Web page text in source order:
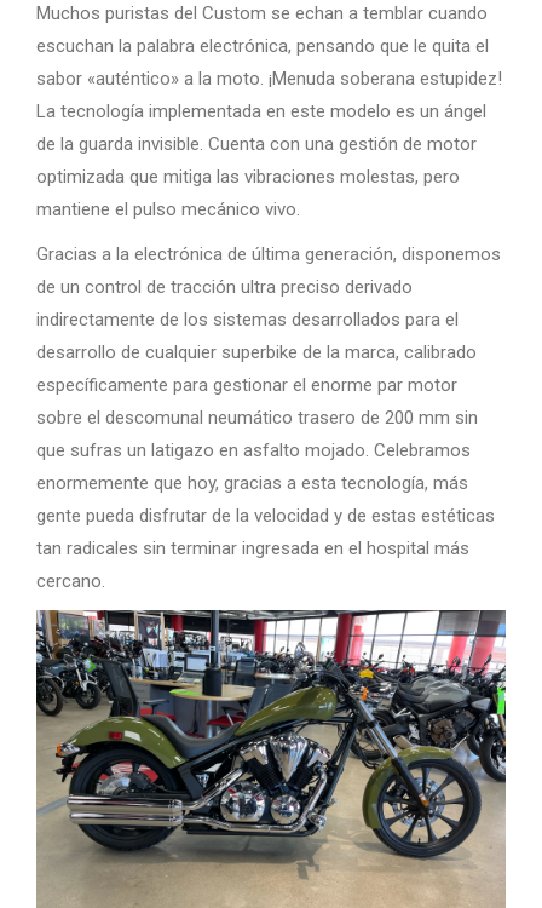
Muchos puristas del Custom se echan a temblar cuando
escuchan la palabra electrónica, pensando que le quita el
sabor «auténtico» a la moto. ¡Menuda soberana estupidez!
La tecnología implementada en este modelo es un ángel
de la guarda invisible. Cuenta con una gestión de motor
optimizada que mitiga las vibraciones molestas, pero
mantiene el pulso mecánico vivo.
Gracias a la electrónica de última generación, disponemos
de un control de tracción ultra preciso derivado
indirectamente de los sistemas desarrollados para el
desarrollo de cualquier superbike de la marca, calibrado
específicamente para gestionar el enorme par motor
sobre el descomunal neumático trasero de 200 mm sin
que sufras un latigazo en asfalto mojado. Celebramos
enormemente que hoy, gracias a esta tecnología, más
gente pueda disfrutar de la velocidad y de estas estéticas
tan radicales sin terminar ingresada en el hospital más
cercano.